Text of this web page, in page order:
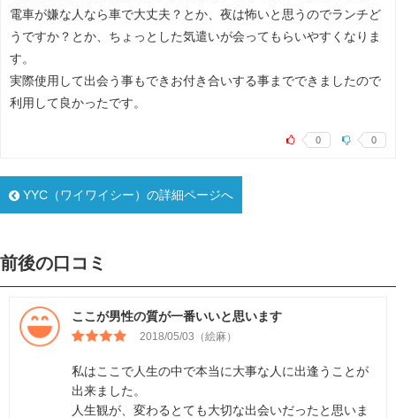
電車が嫌な人なら車で大丈夫？とか、夜は怖いと思うのでランチど
うですか？とか、ちょっとした気遣いが会ってもらいやすくなりま
す。
実際使用して出会う事もできお付き合いする事までできましたので
利用して良かったです。
0 0
YYC（ワイワイシー）の詳細ページへ
前後の口コミ
ここが男性の質が一番いいと思います
2018/05/03（絵麻）
私はここで人生の中で本当に大事な人に出逢うことが
出来ました。
人生観が、変わるとても大切な出会いだったと思いま